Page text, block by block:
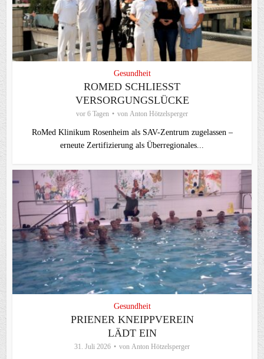
Gesundheit
ROMED SCHLIESST V
ERSORGUNGSLÜCKE
vor 6 Tagen von Anton Hötzelsperger
RoMed Klinikum Rosenheim als SAV-Zentrum zugelassen –
erneute Zertifizierung als Überregionales...
Gesundheit
PRIENER KNEIPPVEREIN
LÄDT EIN
31. Juli 2026 von Anton Hötzelsperger